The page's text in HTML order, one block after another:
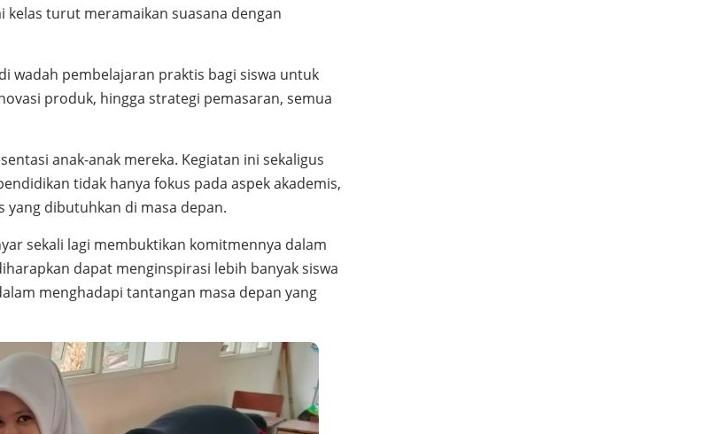
turut meramaikan suasana dengan
wadah pembelajaran praktis bagi siswa untuk
produk, hingga strategi pemasaran, semua
anak-anak mereka. Kegiatan ini sekaligus
tidak hanya fokus pada aspek akademis,
dibutuhkan di masa depan.
sekali lagi membuktikan komitmennya dalam
dapat menginspirasi lebih banyak siswa
menghadapi tantangan masa depan yang